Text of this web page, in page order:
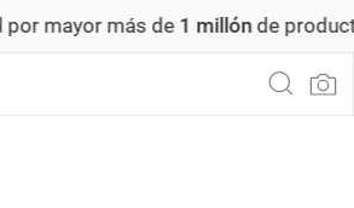
mayor más de1 millónde